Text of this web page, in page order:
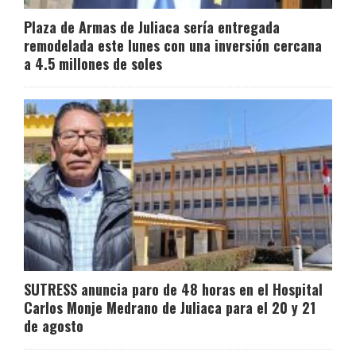
Plaza de Armas de Juliaca sería entregada
remodelada este lunes con una inversión cercana
a 4.5 millones de soles
SUTRESS anuncia paro de 48 horas en el Hospital
Carlos Monje Medrano de Juliaca para el 20 y 21
de agosto